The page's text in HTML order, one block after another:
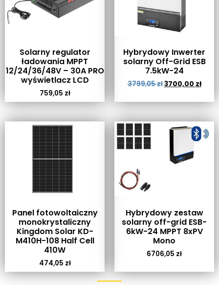
Solarny regulator
ładowania MPPT
12/24/36/48V – 30A PRO
wyświetlacz LCD
759,05 zł
Hybrydowy Inwerter
solarny Off-Grid ESB
7.5kW-24
3799,05zł3700,00 zł
Panel fotowoltaiczny
monokrystaliczny
Kingdom Solar KD-
M410H-108 Half Cell
410W
474,05 zł
Hybrydowy zestaw
solarny off-grid ESB-
6kW-24 MPPT 8xPV
Mono
6706,05 zł